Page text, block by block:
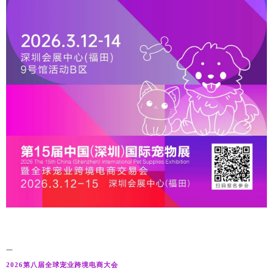
一
2026第八届全球宠业跨境电商大会